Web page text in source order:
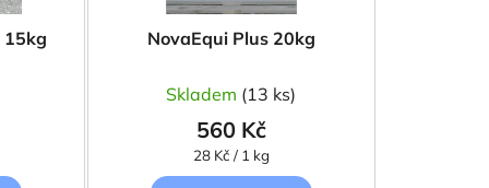
15kg NovaEqui Plus 20kg
Skladem (13 ks)
560 Kč
Měrná
cena:
28 Kč / 1 kg